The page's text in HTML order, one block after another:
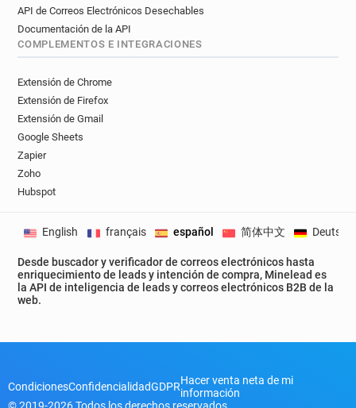
API de Correos Electrónicos Desechables
Documentación de la API
COMPLEMENTOS E INTEGRACIONES
Extensión de Chrome
Extensión de Firefox
Extensión de Gmail
Google Sheets
Zapier
Zoho
Hubspot
Desde buscador y verificador de correos electrónicos hasta
enriquecimiento de leads y intención de compra, Minelead es
la API de inteligencia de leads y correos electrónicos B2B de la
web.
English français español 简体中文 Deutsch
CondicionesConfidencialidadGDPRHacer venta neta de mi
información